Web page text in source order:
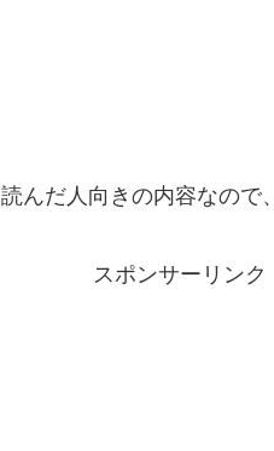
んだ人向きの内容なので
スポンサーリンク